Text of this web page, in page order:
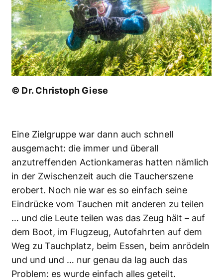
© Dr. Christoph Giese
Eine Zielgruppe war dann auch schnell
ausgemacht: die immer und überall
anzutreffenden Actionkameras hatten nämlich
in der Zwischenzeit auch die Taucherszene
erobert. Noch nie war es so einfach seine
Eindrücke vom Tauchen mit anderen zu teilen
… und die Leute teilen was das Zeug hält – auf
dem Boot, im Flugzeug, Autofahrten auf dem
Weg zu Tauchplatz, beim Essen, beim anrödeln
und und und … nur genau da lag auch das
Problem: es wurde einfach alles geteilt.